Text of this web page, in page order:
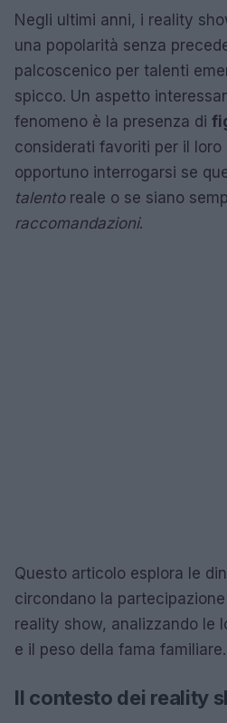
Negli ultimi anni, i reality
una popolarità senza
palcoscenico per talenti
spicco. Un aspetto
fenomeno è la presenza di
considerati favoriti per il
opportuno interrogarsi se
talentoreale o se siano
raccomandazioni.
Questo articolo esplora le
circondano la
reality show, analizzando le
e il peso della fama familiare.
Il contesto dei reality